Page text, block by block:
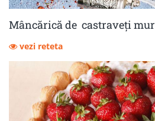
Mâncărică de castraveţi
vezi reteta